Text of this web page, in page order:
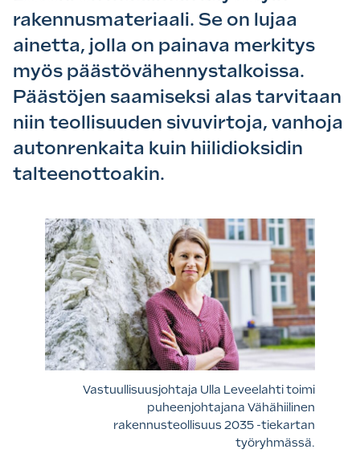
rakennusmateriaali. Se on lujaa
ainetta, jolla on painava merkitys
myös päästövähennystalkoissa.
Päästöjen saamiseksi alas tarvitaan
niin teollisuuden sivuvirtoja, vanhoja
autonrenkaita kuin hiilidioksidin
talteenottoakin.
Vastuullisuusjohtaja Ulla Leveelahti toimi
puheenjohtajana Vähähiilinen
rakennusteollisuus 2035 -tiekartan
työryhmässä.